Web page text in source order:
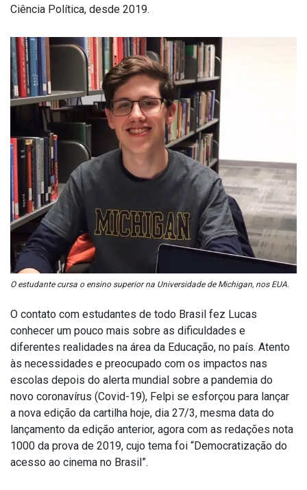
Ciência Política, desde 2019.
O estudante cursa o ensino superior na Universidade de Michigan, nos EUA.
O contato com estudantes de todo Brasil fez Lucas
conhecer um pouco mais sobre as dificuldades e
diferentes realidades na área da Educação, no país. Atento
às necessidades e preocupado com os impactos nas
escolas depois do alerta mundial sobre a pandemia do
novo coronavírus (Covid-19), Felpi se esforçou para lançar
a nova edição da cartilha hoje, dia 27/3, mesma data do
lançamento da edição anterior, agora com as redações nota
1000 da prova de 2019, cujo tema foi “Democratização do
acesso ao cinema no Brasil”.